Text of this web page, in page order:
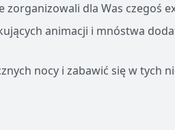
zorganizowali dla Was czegoś
animacji i mnóstwa
nocy i zabawić się w tych